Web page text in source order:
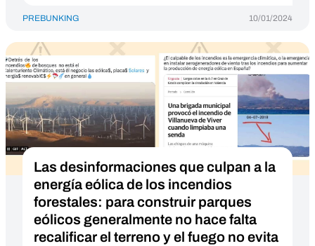
PREBUNKING 10/01/2024
Las desinformaciones que culpan a la
energía eólica de los incendios
forestales: para construir parques
eólicos generalmente no hace falta
recalificar el terreno y el fuego no evita